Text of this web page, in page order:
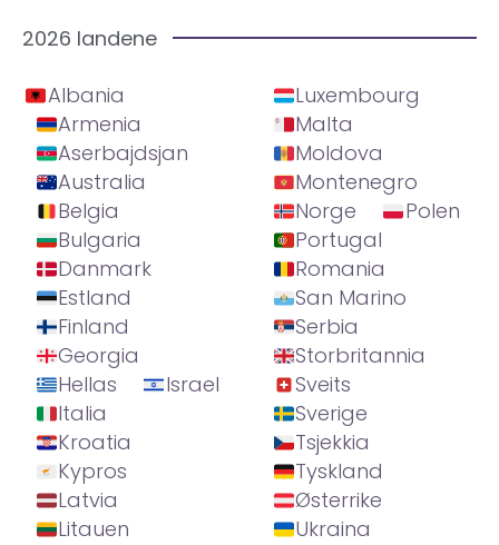
2026 landene
Albania
Armenia
Aserbajdsjan
Australia
Belgia
Bulgaria
Danmark
Estland
Finland
Georgia
Hellas
Israel
Italia
Kroatia
Kypros
Latvia
Litauen
Luxembourg
Malta
Moldova
Montenegro
Norge
Polen
Portugal
Romania
San Marino
Serbia
Storbritannia
Sveits
Sverige
Tsjekkia
Tyskland
Østerrike
Ukraina